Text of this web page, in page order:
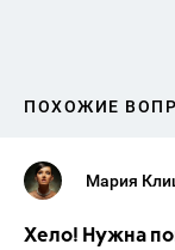
ПОХОЖИЕ
Мария
Хело! Нужна